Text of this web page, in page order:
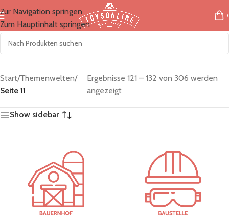
Zur Navigation springen
Zum Hauptinhalt springen
Start/Themenwelten/
Seite 11
Ergebnisse 121 – 132 von 306 werden
angezeigt
Show sidebar